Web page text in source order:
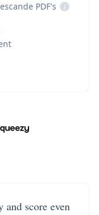
PDF's
i
score even